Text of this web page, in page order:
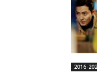
2016-